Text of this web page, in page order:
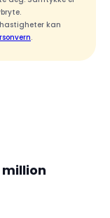
kan
.
million